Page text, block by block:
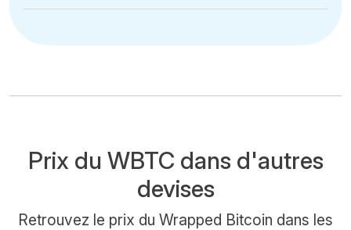
Prix du WBTC dans d'autres
devises
Retrouvez le prix du Wrapped Bitcoin dans les